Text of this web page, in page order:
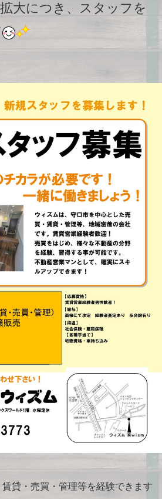
大につき、スタッフを
貸・売買・管理等を経験できます